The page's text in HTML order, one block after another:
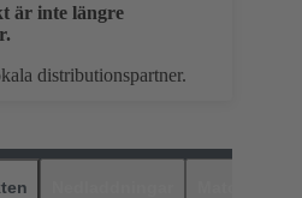
är inte längre
distributionspartner.